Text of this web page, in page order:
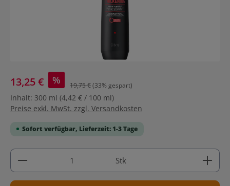
13,25 € % 19,75 €(33% gespart)
Inhalt: 300 ml (4,42 € / 100 ml)
Preise exkl. MwSt. zzgl. Versandkosten
Sofort verfügbar, Lieferzeit: 1-3 Tage
Produkt Anzahl: Gib den gewünschten Wert ein
Stk